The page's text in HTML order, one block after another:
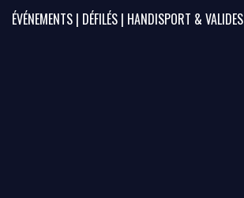
ÉVÉNEMENTS | DÉFILÉS | HANDISPORT & VALIDES